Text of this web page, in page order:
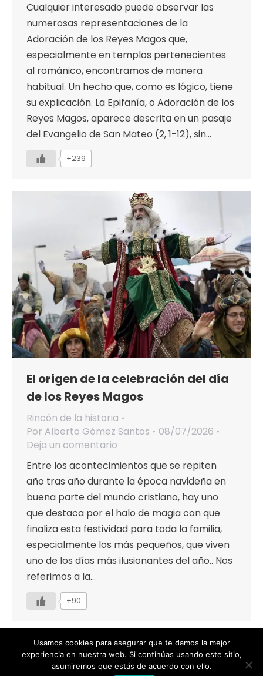
Cualquier interesado puede observar las
numerosas representaciones de la
Adoración de los Reyes Magos que,
especialmente en templos pertenecientes
al románico, encontramos de manera
habitual. Un hecho que, como es lógico, tiene
su explicación. La Epifanía, o Adoración de los
Reyes Magos, aparece descrita en un pasaje
del Evangelio de San Mateo (2, 1-12), sin…
+239
El origen de la celebración del día
de los Reyes Magos
Rincón de la historia
Por Alberto Gómez Santos
08/07/2026
Deja un comentario
Entre los acontecimientos que se repiten
año tras año durante la época navideña en
buena parte del mundo cristiano, hay uno
que destaca por el halo de magia con que
finaliza esta festividad para toda la familia,
especialmente los más pequeños, que viven
uno de los días más ilusionantes del año.. Nos
referimos a la…
+90
Usamos cookies para asegurar que te damos la mejor
experiencia en nuestra web. Si continúas usando este sitio,
asumiremos que estás de acuerdo con ello.